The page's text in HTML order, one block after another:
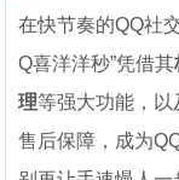
在快节奏的QQ社
Q喜洋洋秒”凭借其
理等强大功能，以
售后保障，成为